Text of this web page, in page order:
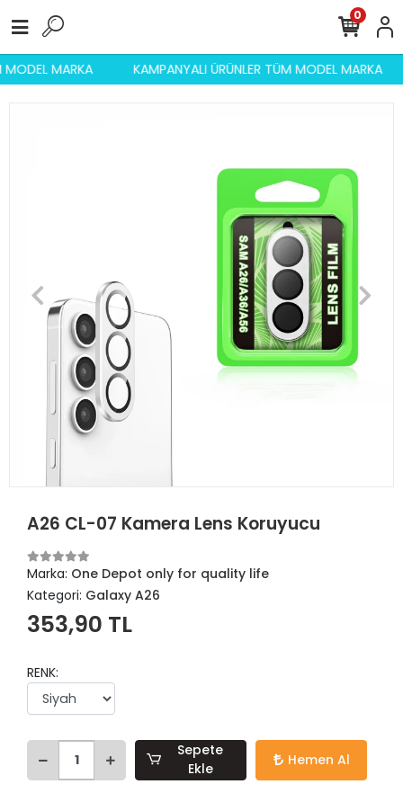
MODEL MARKA KAMPANYALI ÜRÜNLER TÜM MODEL MARKA
0
A26 CL-07 Kamera Lens Koruyucu
Marka: One Depot only for quality life
Kategori: Galaxy A26
353,90 TL
RENK:
Sepete
Ekle
Hemen Al